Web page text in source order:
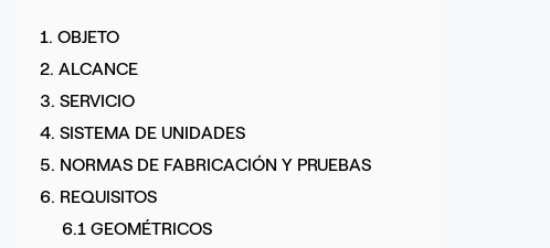
1. OBJETO
2. ALCANCE
3. SERVICIO
4. SISTEMA DE UNIDADES
5. NORMAS DE FABRICACIÓN Y PRUEBAS
6. REQUISITOS
6.1 GEOMÉTRICOS